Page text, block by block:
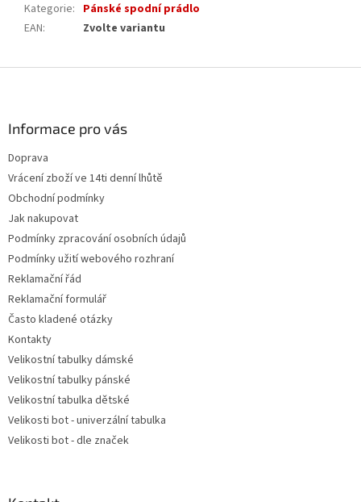
Kategorie: Pánské spodní prádlo
EAN: Zvolte variantu
Informace pro vás
Doprava
Vrácení zboží ve 14ti denní lhůtě
Obchodní podmínky
Jak nakupovat
Podmínky zpracování osobních údajů
Podmínky užití webového rozhraní
Reklamační řád
Reklamační formulář
Často kladené otázky
Kontakty
Velikostní tabulky dámské
Velikostní tabulky pánské
Velikostní tabulka dětské
Velikosti bot - univerzální tabulka
Velikosti bot - dle značek